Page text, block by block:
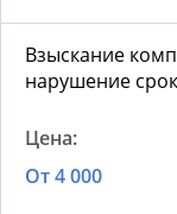
Взыскание
нарушение
От 4 000